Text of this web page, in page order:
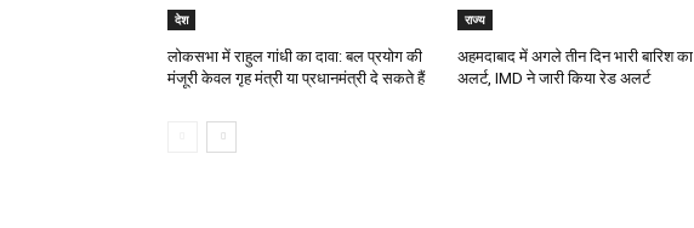
देश
लोकसभा में राहुल गांधी का दावा: बल प्रयोग की
मंजूरी केवल गृह मंत्री या प्रधानमंत्री दे सकते हैं
राज्य
अहमदाबाद में अगले तीन दिन भारी बारिश का
अलर्ट, IMD ने जारी किया रेड अलर्ट